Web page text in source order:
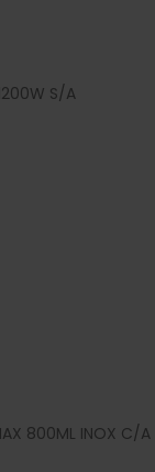
S/A
800ML INOX C/A